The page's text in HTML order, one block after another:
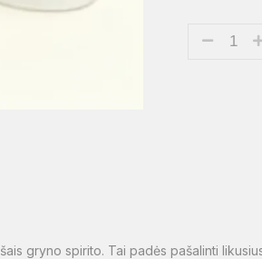
gryno spirito. Tai padės pašalinti